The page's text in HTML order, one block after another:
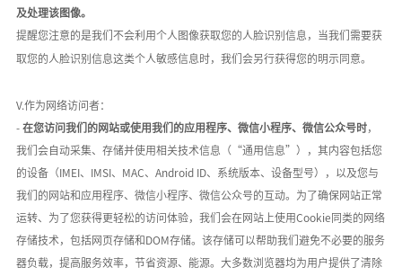
及处理该图像。
提醒您注意的是我们不会利用个人图像获取您的人脸识别信息，当我们需要获
取您的人脸识别信息这类个人敏感信息时，我们会另行获得您的明示同意。
V.作为网络访问者：
- 在您访问我们的网站或使用我们的应用程序、微信小程序、微信公众号时，
我们会自动采集、存储并使用相关技术信息（ “通用信息”），其内容包括您
的设备（IMEI、IMSI、MAC、Android ID、系统版本、设备型号），以及您与
我们的网站和应用程序、微信小程序、微信公众号的互动。为了确保网站正常
运转、为了您获得更轻松的访问体验，我们会在网站上使用Cookie同类的网络
存储技术，包括网页存储和DOM存储。该存储可以帮助我们避免不必要的服务
器负载，提高服务效率，节省资源、能源。大多数浏览器均为用户提供了清除